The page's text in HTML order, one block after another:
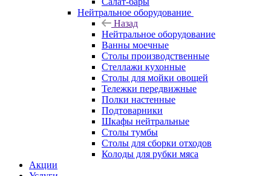
Нейтральное оборудование
Назад
Нейтральное оборудование
Ванны моечные
Столы производственные
Стеллажи кухонные
Столы для мойки овощей
Тележки передвижные
Полки настенные
Подтоварники
Шкафы нейтральные
Столы тумбы
Столы для сборки отходов
Колоды для рубки мяса
Акции